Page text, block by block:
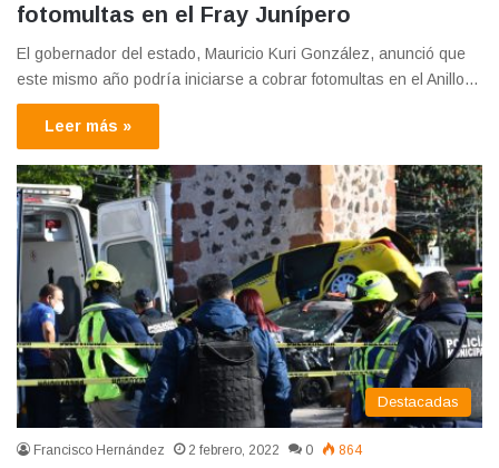
fotomultas en el Fray Junípero
El gobernador del estado, Mauricio Kuri González, anunció que
este mismo año podría iniciarse a cobrar fotomultas en el Anillo…
Leer más »
Destacadas
Francisco Hernández 2 febrero, 2022 0 864